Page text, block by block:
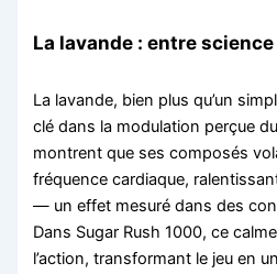
La lavande : entre
La lavande, bien plus qu’un
clé dans la modulation perçue
montrent que ses composés
fréquence cardiaque,
— un effet mesuré dans des
Dans Sugar Rush 1000, ce
l’action, transformant le jeu en